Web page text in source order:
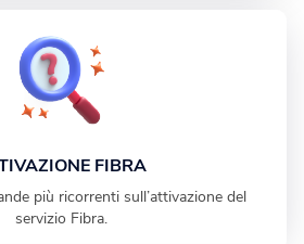
FIBRA
più ricorrenti sull’attivazione del
servizio Fibra.